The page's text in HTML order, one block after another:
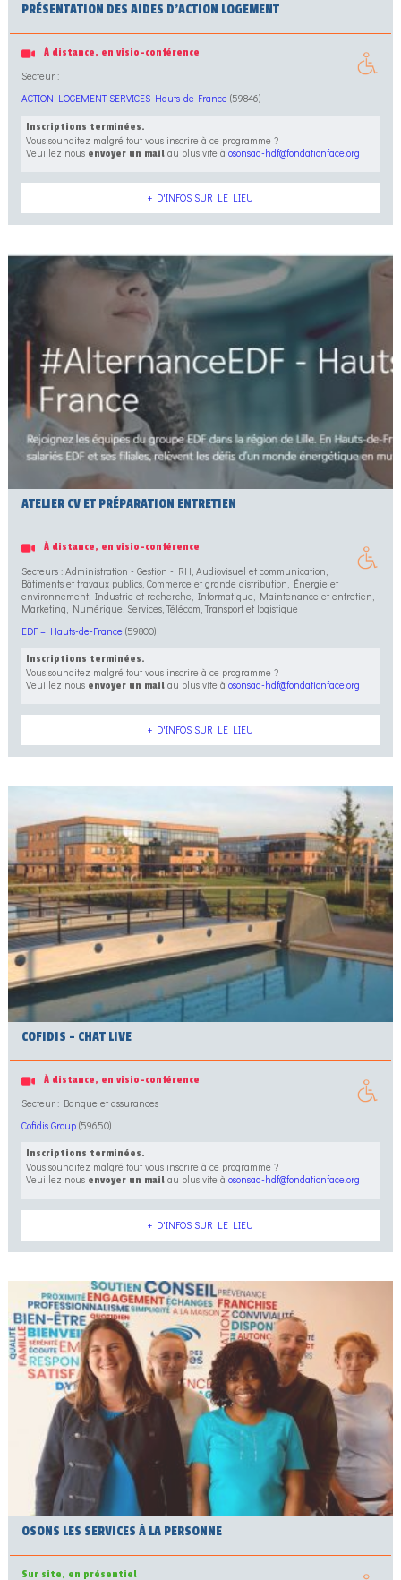
PRÉSENTATION DES AIDES D’ACTION LOGEMENT
À distance, en visio-conférence
Secteur :
ACTION LOGEMENT SERVICES Hauts-de-France (59846)
Inscriptions terminées.
Vous souhaitez malgré tout vous inscrire à ce programme ?
Veuillez nous envoyer un mailau plus vite à osonsaa-hdf@fondationface.org
+ D'INFOS SUR LE LIEU
ATELIER CV ET PRÉPARATION ENTRETIEN
À distance, en visio-conférence
Secteurs : Administration - Gestion - RH, Audiovisuel et communication,
Bâtiments et travaux publics, Commerce et grande distribution, Énergie et
environnement, Industrie et recherche, Informatique, Maintenance et entretien,
Marketing, Numérique, Services, Télécom, Transport et logistique
EDF – Hauts-de-France (59800)
Inscriptions terminées.
Vous souhaitez malgré tout vous inscrire à ce programme ?
Veuillez nous envoyer un mailau plus vite à osonsaa-hdf@fondationface.org
+ D'INFOS SUR LE LIEU
COFIDIS – CHAT LIVE
À distance, en visio-conférence
Secteur : Banque et assurances
Cofidis Group (59650)
Inscriptions terminées.
Vous souhaitez malgré tout vous inscrire à ce programme ?
Veuillez nous envoyer un mailau plus vite à osonsaa-hdf@fondationface.org
+ D'INFOS SUR LE LIEU
OSONS LES SERVICES À LA PERSONNE
Sur site, en présentiel